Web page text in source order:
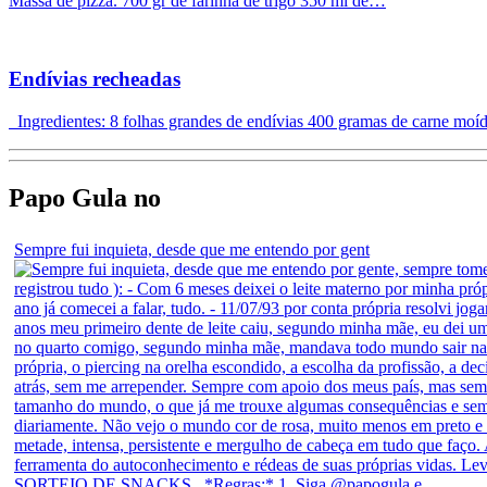
Endívias recheadas
Ingredientes: 8 folhas grandes de endívias 400 gramas de carne
Papo Gula no
Sempre fui inquieta, desde que me entendo por gent